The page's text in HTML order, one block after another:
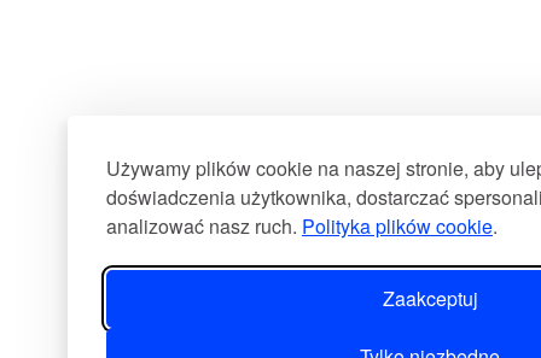
Używamy plików cookie na naszej stronie, aby
doświadczenia użytkownika, dostarczać
analizować nasz ruch. Polityka plików cookie.
Zaakceptuj